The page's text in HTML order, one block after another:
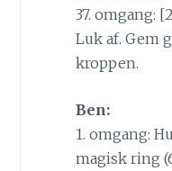
37. omgang:
Luk af. Gem
kroppen.
Ben:
1. omgang:
magisk ring